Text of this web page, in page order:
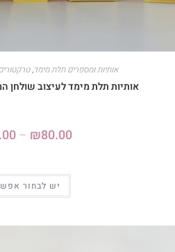
אותיות ומספרים תלת מימד,
אותיות תלת מימד לעיצוב שולחן
₪80.00
–
יש לבחור